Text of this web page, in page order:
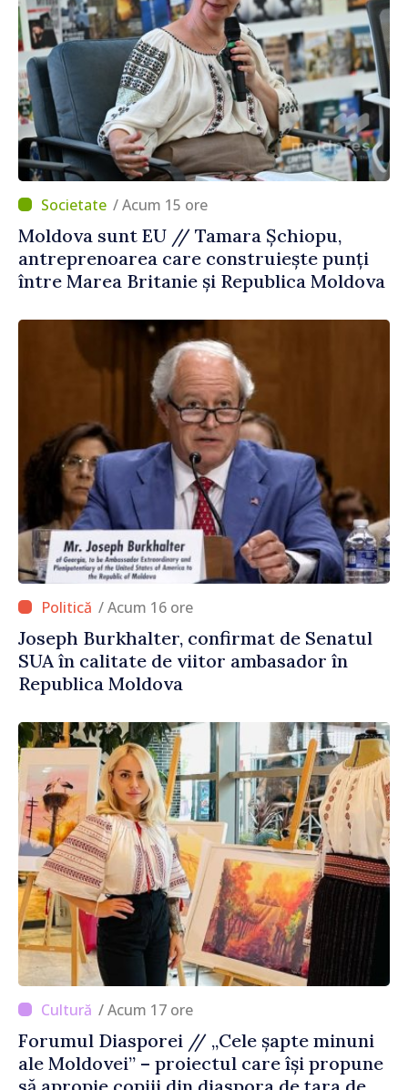
/ Acum 15 ore
Moldova sunt EU // Tamara Șchiopu,
antreprenoarea care construiește punți
între Marea Britanie și Republica Moldova
/ Acum 16 ore
Joseph Burkhalter, confirmat de Senatul
SUA în calitate de viitor ambasador în
Republica Moldova
/ Acum 17 ore
Forumul Diasporei // „Cele șapte minuni
ale Moldovei” – proiectul care își propune